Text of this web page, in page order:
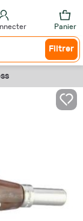
Panier
Filtrer